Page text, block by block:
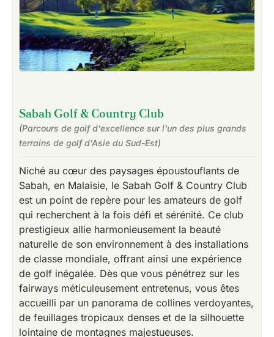
Sabah Golf & Country Club
(Parcours de golf d'excellence sur l'un des plus grands
terrains de golf d'Asie du Sud-Est)
Niché au cœur des paysages époustouflants de
Sabah, en Malaisie, le Sabah Golf & Country Club
est un point de repère pour les amateurs de golf
qui recherchent à la fois défi et sérénité. Ce club
prestigieux allie harmonieusement la beauté
naturelle de son environnement à des installations
de classe mondiale, offrant ainsi une expérience
de golf inégalée. Dès que vous pénétrez sur les
fairways méticuleusement entretenus, vous êtes
accueilli par un panorama de collines verdoyantes,
de feuillages tropicaux denses et de la silhouette
lointaine de montagnes majestueuses.